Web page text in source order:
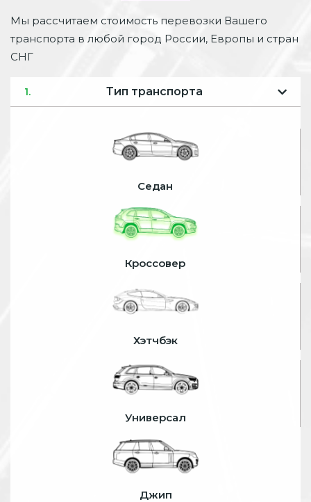
Мы рассчитаем стоимость перевозки Вашего
транспорта в любой город России, Европы и стран
СНГ
1. Тип транспорта
Седан
Кроссовер
Хэтчбэк
Универсал
Джип